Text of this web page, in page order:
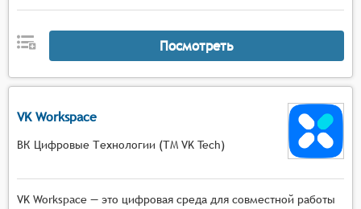
Посмотреть
VK Workspace
ВК Цифровые Технологии (ТМ VK Tech)
VK Workspace — это цифровая среда для совместной работы